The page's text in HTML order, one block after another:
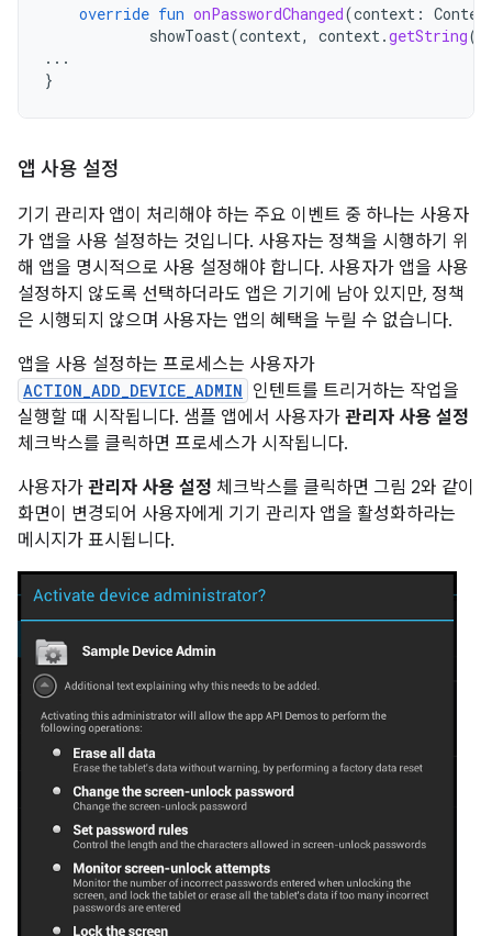
override fun onPasswordChanged(context :
showToast(context, context.getString(
...
}
앱 사용 설정
기기 관리자 앱이 처리해야 하는 주요 이벤트 중 하나는 사용자
가 앱을 사용 설정하는 것입니다. 사용자는 정책을 시행하기 위
해 앱을 명시적으로 사용 설정해야 합니다. 사용자가 앱을 사용
설정하지 않도록 선택하더라도 앱은 기기에 남아 있지만, 정책
은 시행되지 않으며 사용자는 앱의 혜택을 누릴 수 없습니다.
앱을 사용 설정하는 프로세스는 사용자가
ACTION_ADD_DEVICE_ADMIN 인텐트를 트리거하는 작업을
실행할 때 시작됩니다. 샘플 앱에서 사용자가 관리자 사용 설정
체크박스를 클릭하면 프로세스가 시작됩니다.
사용자가 관리자 사용 설정 체크박스를 클릭하면 그림 2와 같이
화면이 변경되어 사용자에게 기기 관리자 앱을 활성화하라는
메시지가 표시됩니다.